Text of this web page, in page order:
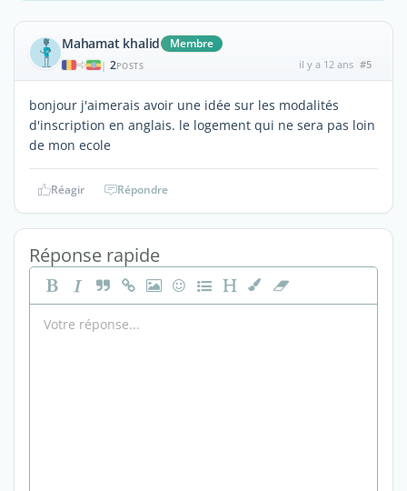
Mahamat khalid Membre
| 2POSTS il y a 12 ans #5
bonjour j'aimerais avoir une idée sur les modalités
d'inscription en anglais. le logement qui ne sera pas loin
de mon ecole
Réagir Répondre
Réponse rapide